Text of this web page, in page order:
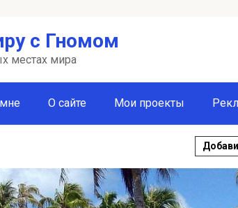
с Гномом
местах мира
О сайте Мои проекты